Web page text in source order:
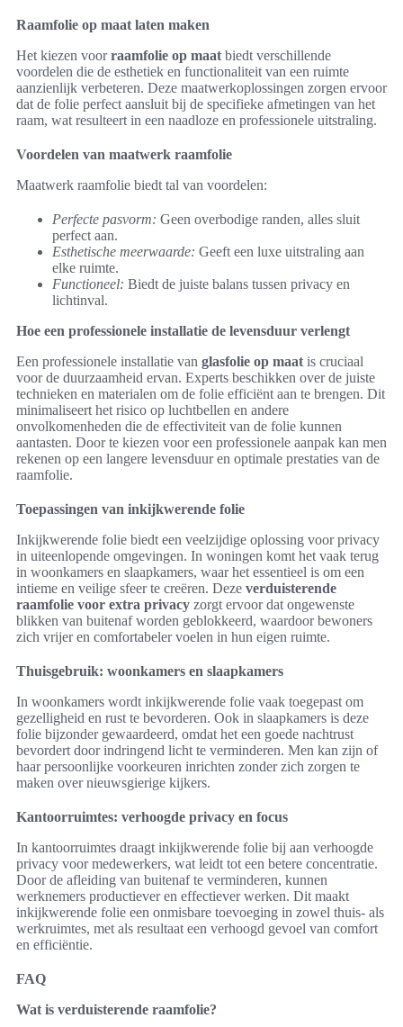
Raamfolie op maat laten maken
Het kiezen voorraamfolie op maat biedt verschillende
voordelen die de esthetiek en functionaliteit van een ruimte
aanzienlijk verbeteren. Deze maatwerkoplossingen zorgen ervoor
dat de folie perfect aansluit bij de specifieke afmetingen van het
raam, wat resulteert in een naadloze en professionele uitstraling.
Voordelen van maatwerk raamfolie
Maatwerk raamfolie biedt tal van voordelen:
Perfecte pasvorm: Geen overbodige randen, alles sluit
perfect aan.
Esthetische meerwaarde: Geeft een luxe uitstraling aan
elke ruimte.
Functioneel: Biedt de juiste balans tussen privacy en
lichtinval.
Hoe een professionele installatie de levensduur verlengt
Een professionele installatie van glasfolie op maat is cruciaal
voor de duurzaamheid ervan. Experts beschikken over de juiste
technieken en materialen om de folie efficiënt aan te brengen. Dit
minimaliseert het risico op luchtbellen en andere
onvolkomenheden die de effectiviteit van de folie kunnen
aantasten. Door te kiezen voor een professionele aanpak kan men
rekenen op een langere levensduur en optimale prestaties van de
raamfolie.
Toepassingen van inkijkwerende folie
Inkijkwerende folie biedt een veelzijdige oplossing voor privacy
in uiteenlopende omgevingen. In woningen komt het vaak terug
in woonkamers en slaapkamers, waar het essentieel is om een
intieme en veilige sfeer te creëren. Deze verduisterende
raamfolie voor extra privacy zorgt ervoor dat ongewenste
blikken van buitenaf worden geblokkeerd, waardoor bewoners
zich vrijer en comfortabeler voelen in hun eigen ruimte.
Thuisgebruik: woonkamers en slaapkamers
In woonkamers wordt inkijkwerende folie vaak toegepast om
gezelligheid en rust te bevorderen. Ook in slaapkamers is deze
folie bijzonder gewaardeerd, omdat het een goede nachtrust
bevordert door indringend licht te verminderen. Men kan zijn of
haar persoonlijke voorkeuren inrichten zonder zich zorgen te
maken over nieuwsgierige kijkers.
Kantoorruimtes: verhoogde privacy en focus
In kantoorruimtes draagt inkijkwerende folie bij aan verhoogde
privacy voor medewerkers, wat leidt tot een betere concentratie.
Door de afleiding van buitenaf te verminderen, kunnen
werknemers productiever en effectiever werken. Dit maakt
inkijkwerende folie een onmisbare toevoeging in zowel thuis- als
werkruimtes, met als resultaat een verhoogd gevoel van comfort
en efficiëntie.
FAQ
Wat is verduisterende raamfolie?